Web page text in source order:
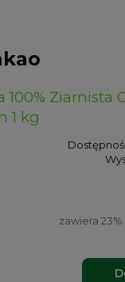
100% Ziarnista
1 kg
zawiera